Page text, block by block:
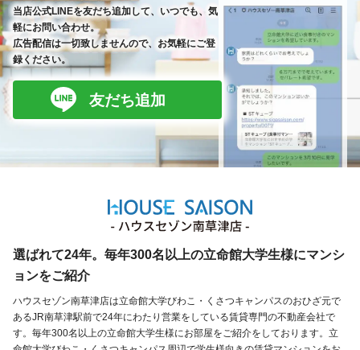
当店公式LINEを友だち追加して、いつでも、気
軽にお問い合わせ。
広告配信は一切致しませんので、お気軽にご登
録ください。
友だち追加
選ばれて24年。毎年300名以上の立命館大学生様にマンシ
ョンをご紹介
ハウスセゾン南草津店は立命館大学びわこ・くさつキャンパスのおひざ元で
あるJR南草津駅前で24年にわたり営業をしている賃貸専門の不動産会社で
す。毎年300名以上の立命館大学生様にお部屋をご紹介をしております。立